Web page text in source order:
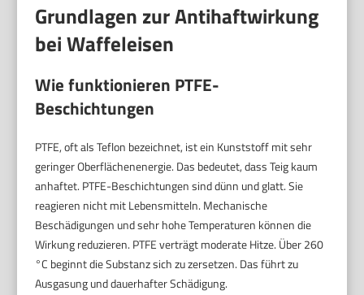
Grundlagen zur Antihaftwirkung
bei Waffeleisen
Wie funktionieren PTFE-
Beschichtungen
PTFE, oft als Teflon bezeichnet, ist ein Kunststoff mit sehr
geringer Oberflächenenergie. Das bedeutet, dass Teig kaum
anhaftet. PTFE-Beschichtungen sind dünn und glatt. Sie
reagieren nicht mit Lebensmitteln. Mechanische
Beschädigungen und sehr hohe Temperaturen können die
Wirkung reduzieren. PTFE verträgt moderate Hitze. Über 260
°C beginnt die Substanz sich zu zersetzen. Das führt zu
Ausgasung und dauerhafter Schädigung.